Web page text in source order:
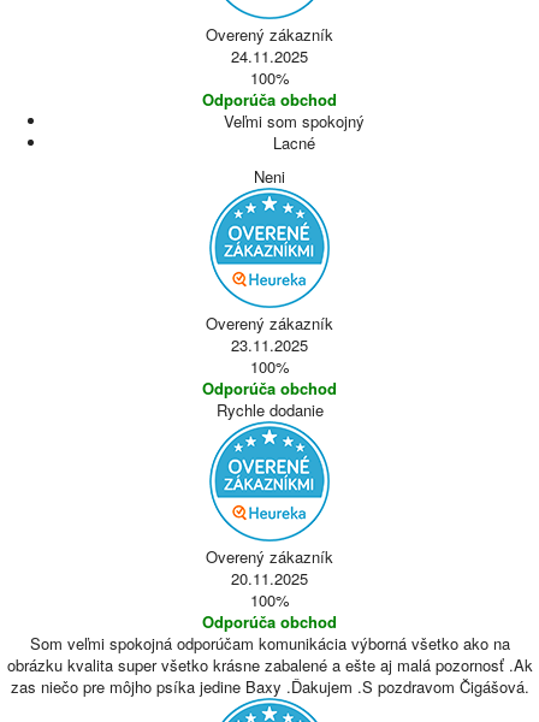
Overený zákazník
24.11.2025
100%
Odporúča obchod
Veľmi som spokojný
Lacné
Neni
Overený zákazník
23.11.2025
100%
Odporúča obchod
Rychle dodanie
Overený zákazník
20.11.2025
100%
Odporúča obchod
Som veľmi spokojná odporúčam komunikácia výborná všetko ako na
obrázku kvalita super všetko krásne zabalené a ešte aj malá pozornosť .Ak
zas niečo pre môjho psíka jedine Baxy .Ďakujem .S pozdravom Čigášová.